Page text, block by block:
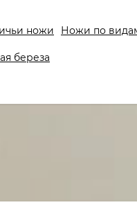
ножи Ножи по
береза